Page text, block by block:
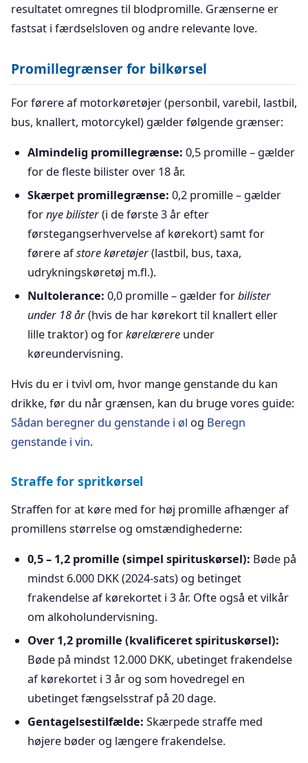
resultatet omregnes til blodpromille. Grænserne er
fastsat i færdselsloven og andre relevante love.
Promillegrænser for bilkørsel
For førere af motorkøretøjer (personbil, varebil, lastbil,
bus, knallert, motorcykel) gælder følgende grænser:
Almindelig promillegrænse: 0,5 promille – gælder
for de fleste bilister over 18 år.
Skærpet promillegrænse: 0,2 promille – gælder
fornye bilister(i de første 3 år efter
førstegangserhvervelse af kørekort) samt for
førere afstore køretøjer(lastbil, bus, taxa,
udrykningskøretøj m.fl.).
Nultolerance: 0,0 promille – gælder forbilister
under 18 år(hvis de har kørekort til knallert eller
lille traktor) og forkørelærere under
køreundervisning.
Hvis du er i tvivl om, hvor mange genstande du kan
drikke, før du når grænsen, kan du bruge vores guide:
Sådan beregner du genstande i øl og Beregn
genstande i vin.
Straffe for spritkørsel
Straffen for at køre med for høj promille afhænger af
promillens størrelse og omstændighederne:
0,5 – 1,2 promille (simpel spirituskørsel): Bøde på
mindst 6.000 DKK (2024-sats) og betinget
frakendelse af kørekortet i 3 år. Ofte også et vilkår
om alkoholundervisning.
Over 1,2 promille (kvalificeret spirituskørsel):
Bøde på mindst 12.000 DKK, ubetinget frakendelse
af kørekortet i 3 år og som hovedregel en
ubetinget fængselsstraf på 20 dage.
Gentagelsestilfælde: Skærpede straffe med
højere bøder og længere frakendelse.